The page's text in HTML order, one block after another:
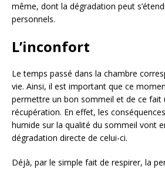
même, dont la dégradation peut
personnels.
L’inconfort
Le temps passé dans la chambre
vie. Ainsi, il est important que ce
permettre un bon sommeil et de ce fait
récupération. En effet, les
humide sur la qualité du sommeil vont
dégradation directe de celui-ci.
Déjà, par le simple fait de respirer, la